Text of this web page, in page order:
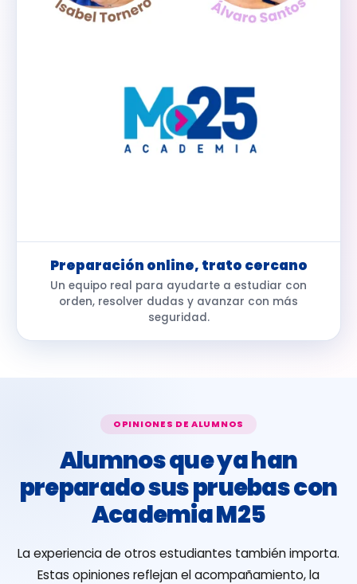
Preparación online, trato cercano
Un equipo real para ayudarte a estudiar con
orden, resolver dudas y avanzar con más
seguridad.
OPINIONES DE ALUMNOS
Alumnos que ya han
preparado sus pruebas con
Academia M25
La experiencia de otros estudiantes también importa.
Estas opiniones reflejan el acompañamiento, la